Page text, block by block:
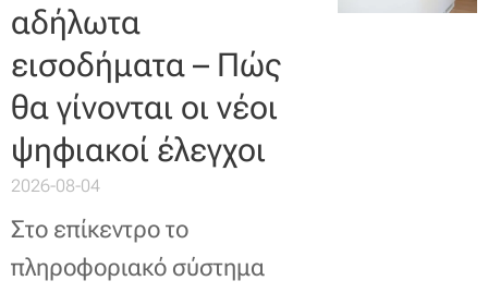
αδήλωτα
εισοδήματα – Πώς
θα γίνονται οι νέοι
ψηφιακοί έλεγχοι
2026-08-04
Στο επίκεντρο το
πληροφοριακό σύστημα